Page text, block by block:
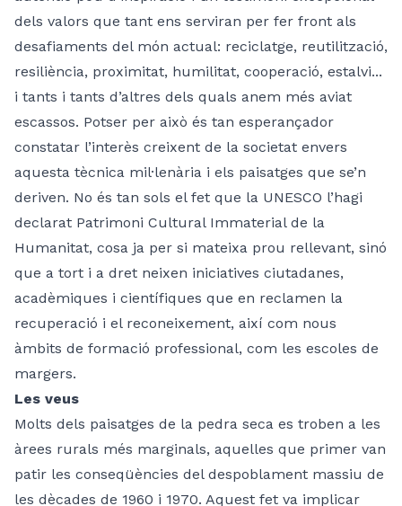
dels valors que tant ens serviran per fer front als
desafiaments del món actual: reciclatge, reutilització,
resiliència, proximitat, humilitat, cooperació, estalvi...
i tants i tants d’altres dels quals anem més aviat
escassos. Potser per això és tan esperançador
constatar l’interès creixent de la societat envers
aquesta tècnica mil·lenària i els paisatges que se’n
deriven. No és tan sols el fet que la UNESCO l’hagi
declarat Patrimoni Cultural Immaterial de la
Humanitat, cosa ja per si mateixa prou rellevant, sinó
que a tort i a dret neixen iniciatives ciutadanes,
acadèmiques i científiques que en reclamen la
recuperació i el reconeixement, així com nous
àmbits de formació professional, com les escoles de
margers.
Les veus
Molts dels paisatges de la pedra seca es troben a les
àrees rurals més marginals, aquelles que primer van
patir les conseqüències del despoblament massiu de
les dècades de 1960 i 1970. Aquest fet va implicar